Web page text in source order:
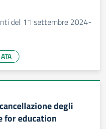
del 11 settembre 2024-
degli
for education